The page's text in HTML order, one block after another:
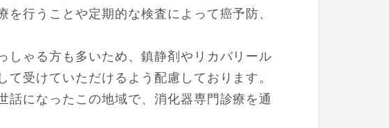
行うことや定期的な検査によって癌予防、
しゃる方も多いため、鎮静剤やリカバリール
受けていただけるよう配慮しております。
になったこの地域で、消化器専門診療を通